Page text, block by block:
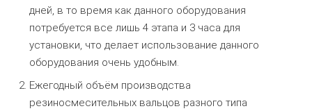
дней, в то время как данного оборудования
потребуется все лишь 4 этапа и 3 часа для
установки, что делает использование данного
оборудования очень удобным.
Ежегодный объём производства
резиносмесительных вальцов разного типа